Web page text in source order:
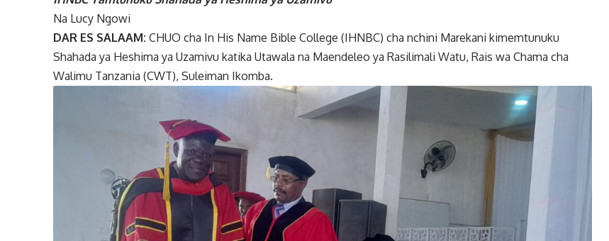
Na Lucy Ngowi
DAR ES SALAAM: CHUO cha In His Name Bible College (IHNBC) cha nchini Marekani kimemtunuku
Shahada ya Heshima ya Uzamivu katika Utawala na Maendeleo ya Rasilimali Watu, Rais wa Chama cha
Walimu Tanzania (CWT), Suleiman Ikomba.